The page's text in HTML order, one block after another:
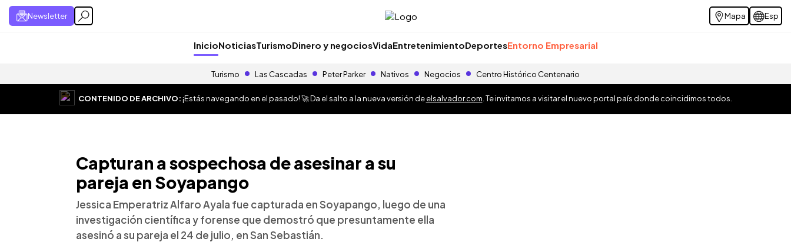
Newsletter Mapa Esp
InicioNoticiasTurismoDinero y negociosVidaEntretenimientoDeportesEntorno Empresarial
Turismo Las Cascadas Peter Parker Nativos Negocios Centro Histórico Centenario
CONTENIDO DE ARCHIVO:¡Estás navegando en el pasado! 🚀 Da el salto a la nueva versión deelsalvador.com . Te invitamos a visitar el nuevo portal país donde coincidimos todos.
Capturan a sospechosa de asesinar a su
pareja en Soyapango
Jessica Emperatriz Alfaro Ayala fue capturada en Soyapango, luego de una
investigación científica y forense que demostró que presuntamente ella
asesinó a su pareja el 24 de julio, en San Sebastián.